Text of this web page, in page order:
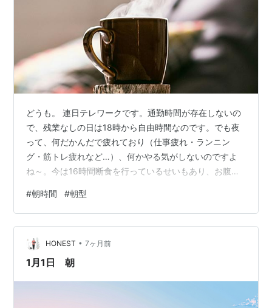
どうも。 連日テレワークです。通勤時間が存在しないの
で、残業なしの日は18時から自由時間なのです。でも夜
って、何だかんだで疲れており（仕事疲れ・ランニン
グ・筋トレ疲れなど…）、何かやる気がしないのですよ
ね～。今は16時間断食を行っているせいもあり、お腹も
し、4時起きをしております。 そいでわたしが早朝にや
っている事が、たぶん一般的には夜時間に行われている
事だよな～と思う。朝時間に行っていることは、 読書 ブ
ログを書く ネットサーフィン 手帳時間 勉強 DVD鑑賞と
かとか。 でもじっさい朝の方が頭が冴えていますし、疲
#朝時間 #朝型
HONEST • 7ヶ月前
1月1日 朝